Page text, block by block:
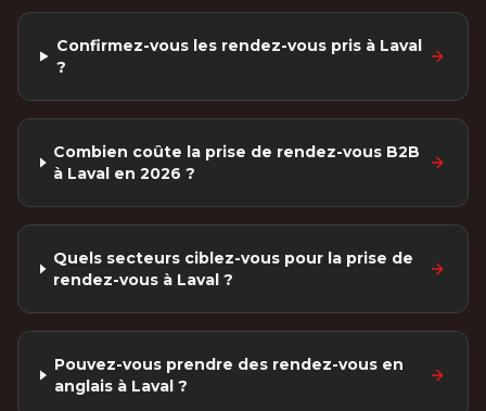
Confirmez-vous les rendez-vous pris à Laval
?
Combien coûte la prise de rendez-vous B2B
à Laval en 2026 ?
Quels secteurs ciblez-vous pour la prise de
rendez-vous à Laval ?
Pouvez-vous prendre des rendez-vous en
anglais à Laval ?